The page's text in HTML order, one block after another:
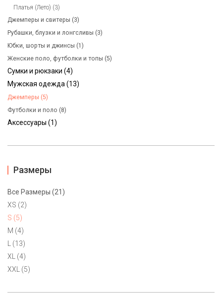
Уютный мужской лонгслив Tommy Hilfiger. Классический
темно-синий цвет с контрастной вставкой с вышитым
логотипом бренда. 100% хлопок. Маркировка S на р.44-46 и L
Платья (Лето) (3)
Джемперы и свитеры (3)
Рубашки, блузки и лонгсливы (3)
Юбки, шорты и джинсы (1)
Женские поло, футболки и топы (5)
Сумки и рюкзаки (4)
Мужская одежда (13)
Джемперы (5)
Футболки и поло (8)
Аксессуары (1)
Размеры
Все Размеры (21)
XS (2)
S (5)
M (4)
L (13)
XL (4)
XXL (5)